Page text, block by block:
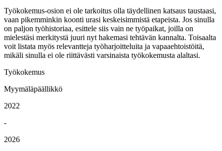
Työkokemus-osion ei ole tarkoitus olla täydellinen katsaus taustaasi,
vaan pikemminkin koonti urasi keskeisimmistä etapeista. Jos sinulla
on paljon työhistoriaa, esittele siis vain ne työpaikat, joilla on
mielestäsi merkitystä juuri nyt hakemasi tehtävän kannalta. Toisaalta
voit listata myös relevantteja työharjoitteluita ja vapaaehtoistöitä,
mikäli sinulla ei ole riittävästi varsinaista työkokemusta alaltasi.
Työkokemus
Myymäläpäällikkö
2022
-
2026